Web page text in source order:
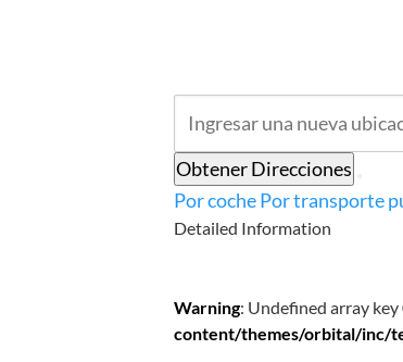
Obtener Direcciones
Por cochePor transporte
Detailed Information
Warning: Undefined array key
content/themes/orbital/inc/